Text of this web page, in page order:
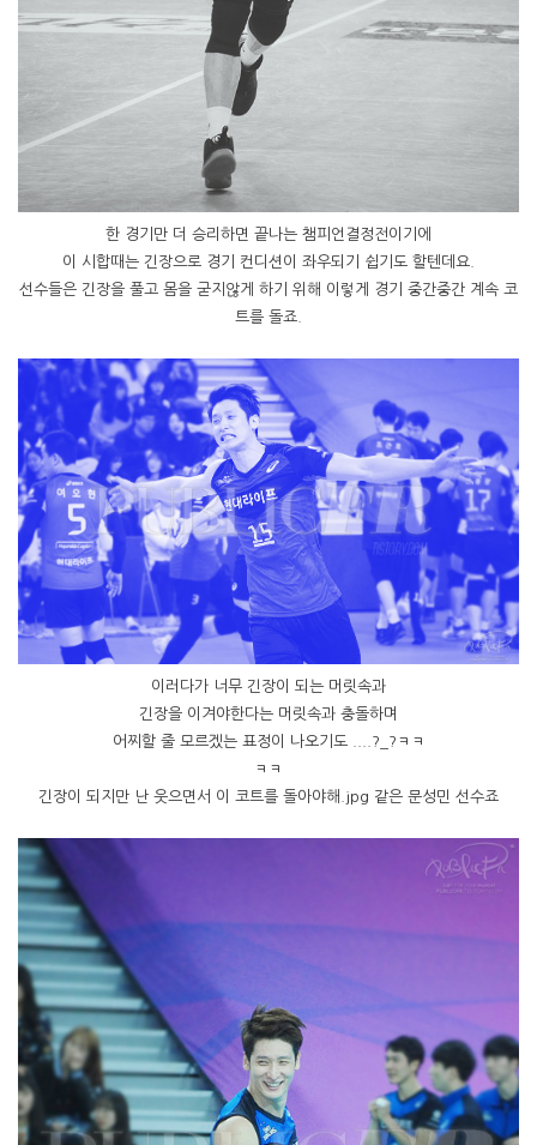
한 경기만 더 승리하면 끝나는 챔피언결정전이기에
이 시합때는 긴장으로 경기 컨디션이 좌우되기 쉽기도 할텐데요.
선수들은 긴장을 풀고 몸을 굳지않게 하기 위해 이렇게 경기 중간중간 계속 코
트를 돌죠.
이러다가 너무 긴장이 되는 머릿속과
긴장을 이겨야한다는 머릿속과 충돌하며
어찌할 줄 모르겠는 표정이 나오기도 ....?_?ㅋㅋ
ㅋㅋ
긴장이 되지만 난 웃으면서 이 코트를 돌아야해.jpg 같은 문성민 선수죠